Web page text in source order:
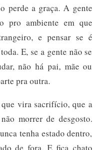
perde a graça. A gente
pro ambiente em que
e pensar se é
E, se a gente não se
não há pai, mãe ou
pra outra.
que vira sacrifício, que a
morrer de desgosto.
tenha estado dentro,